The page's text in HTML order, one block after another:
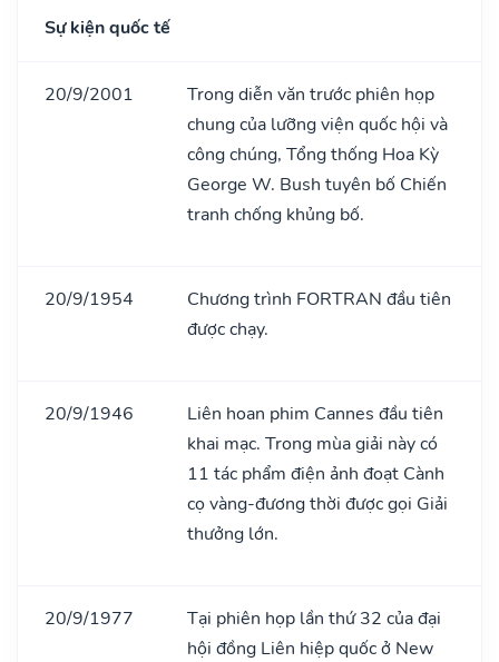
Sự kiện quốc tế
20/9/2001
Trong diễn văn trước phiên họp
chung của lưỡng viện quốc hội và
công chúng, Tổng thống Hoa Kỳ
George W. Bush tuyên bố Chiến
tranh chống khủng bố.
20/9/1954
Chương trình FORTRAN đầu tiên
được chạy.
20/9/1946
Liên hoan phim Cannes đầu tiên
khai mạc. Trong mùa giải này có
11 tác phẩm điện ảnh đoạt Cành
cọ vàng-đương thời được gọi Giải
thưởng lớn.
20/9/1977
Tại phiên họp lần thứ 32 của đại
hội đồng Liên hiệp quốc ở New